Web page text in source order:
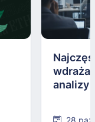
analizy
28